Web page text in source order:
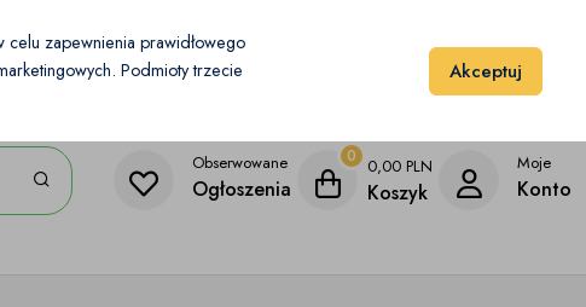
Moje konto Dodaj przedmiot
Obserwowane
Ogłoszenia
0 0,00 PLN
Koszyk
Moje
Konto
celu zapewnienia prawidłowego
Podmioty trzecie
Akceptuj